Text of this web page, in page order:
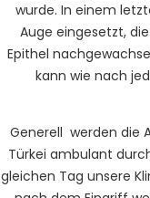
wurde. In einem
Auge eingesetzt,
Epithel
kann wie nach
Generell werden die
Türkei ambulant
gleichen Tag unsere